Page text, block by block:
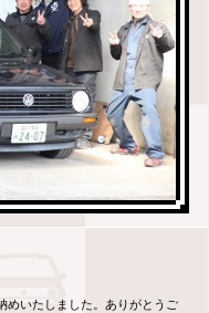
めいたしました。ありがとうご